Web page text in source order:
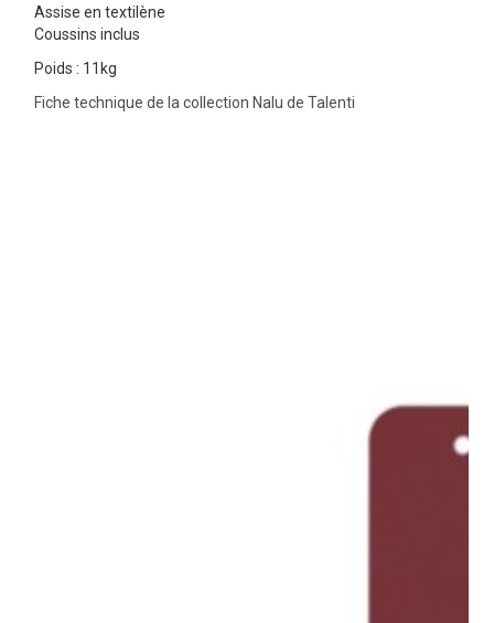
Assise en textilène
Coussins inclus
Poids : 11kg
Fiche technique de la collection Nalu de Talenti